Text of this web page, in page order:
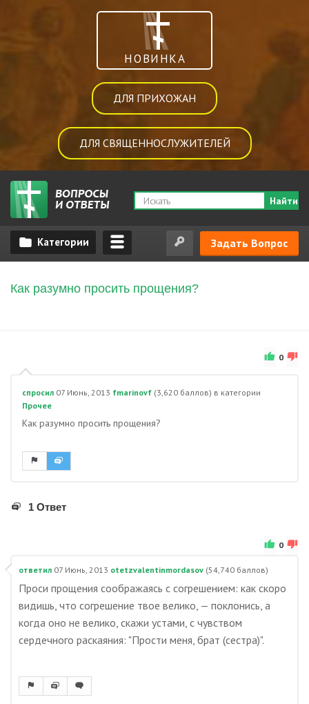
НОВИНКА
ДЛЯ ПРИХОЖАН
ДЛЯ СВЯЩЕННОСЛУЖИТЕЛЕЙ
Найти
Задать Вопрос
Как разумно просить прощения?
0
спросил 07 Июнь, 2013 fmarinovf (3,620 баллов) в категории
Прочее
Как разумно просить прощения?
1 Ответ
0
ответил 07 Июнь, 2013 otetzvalentinmordasov (54,740 баллов)
Проси прощения соображаясь с согрешением: как скоро
видишь, что согрешение твое велико, — поклонись, а
когда оно не велико, скажи устами, с чувством
сердечного раскаяния: "Прости меня, брат (сестра)".